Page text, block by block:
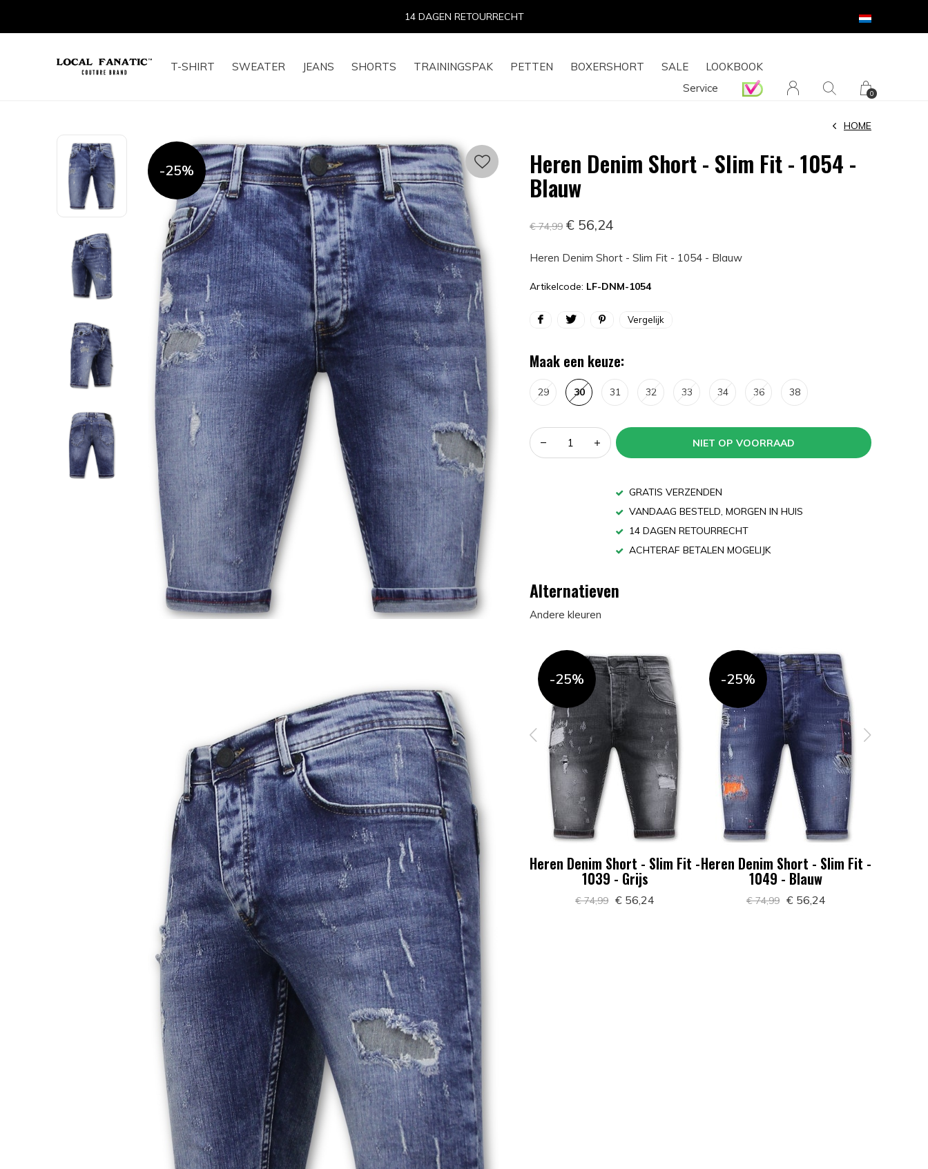
T-SHIRT SWEATER JEANS SHORTS TRAININGSPAK PETTEN BOXERSHORT SALE
LOOKBOOK
Service
0
14 DAGEN RETOURRECHT
-25% Heren Denim Short - Slim Fit - 1054 -
Blauw
HOME
€ 74,99 € 56,24
Heren Denim Short - Slim Fit - 1054 - Blauw
Artikelcode: LF-DNM-1054
Vergelijk
Maak een keuze:
29 30 31 32 33 34 36 38
NIET OP VOORRAAD
GRATIS VERZENDEN
VANDAAG BESTELD, MORGEN IN HUIS
14 DAGEN RETOURRECHT
ACHTERAF BETALEN MOGELIJK
Alternatieven
Andere kleuren
Heren Denim Short - Slim Fit -Heren Denim Short - Slim Fit -
1052 - Blauw
€ 74,99 € 56,24
Heren Denim Short - Slim Fit -
1047 - Grijs
€ 74,99 € 56,24
-25%
Heren Denim Short - Slim Fit -
1039 - Grijs
€ 74,99 € 56,24
-25%
Heren Denim Short - Slim Fit -
1049 - Blauw
€ 74,99 € 56,24